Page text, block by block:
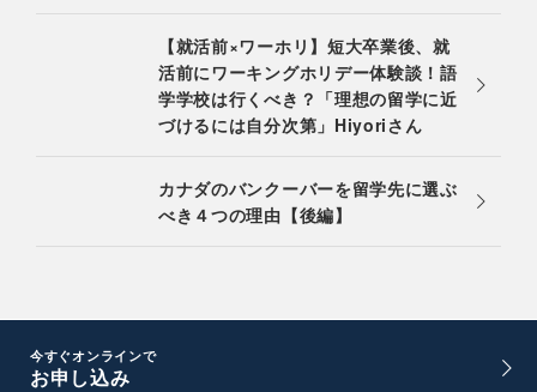
【就活前×ワーホリ】短大卒業後、就
活前にワーキングホリデー体験談！語
学学校は行くべき？「理想の留学に近
づけるには自分次第」Hiyoriさん
カナダのバンクーバーを留学先に選ぶ
べき４つの理由【後編】
今すぐオンラインで
お申し込み